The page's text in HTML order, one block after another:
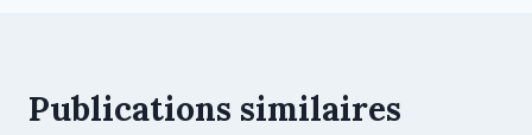
Publications similaires